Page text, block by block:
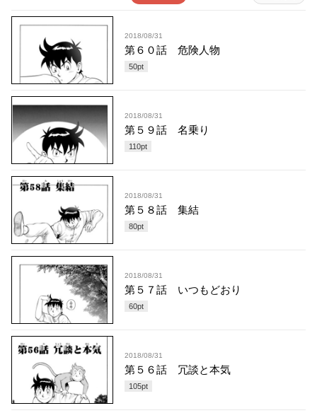
2018/08/31
第６０話 危険人物
50pt
2018/08/31
第５９話 名乗り
110pt
2018/08/31
第５８話 集結
80pt
2018/08/31
第５７話 いつもどおり
60pt
2018/08/31
第５６話 冗談と本気
105pt